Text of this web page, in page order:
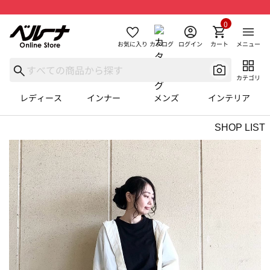
お気に入り カタログ ログイン カート
0
メニュー
カテゴリ
レディース インナー メンズ インテリア
SHOP LIST